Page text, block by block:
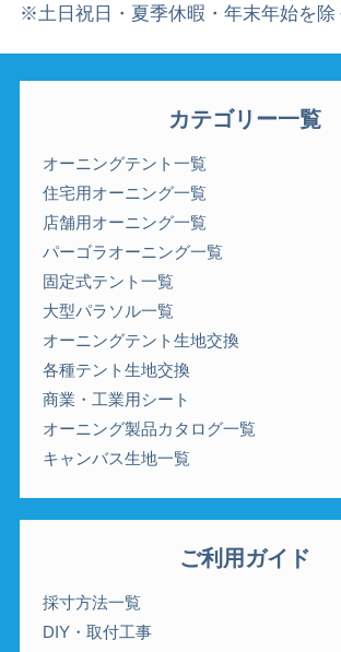
※土日祝日・夏季休暇・年末年始を除
カテゴリー一覧
オーニングテント一覧
住宅用オーニング一覧
店舗用オーニング一覧
パーゴラオーニング一覧
固定式テント一覧
大型パラソル一覧
オーニングテント生地交換
各種テント生地交換
商業・工業用シート
オーニング製品カタログ一覧
キャンバス生地一覧
ご利用ガイド
採寸方法一覧
DIY・取付工事